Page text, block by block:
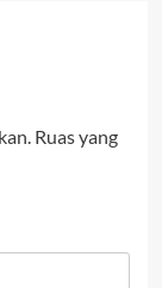
Ruas yang